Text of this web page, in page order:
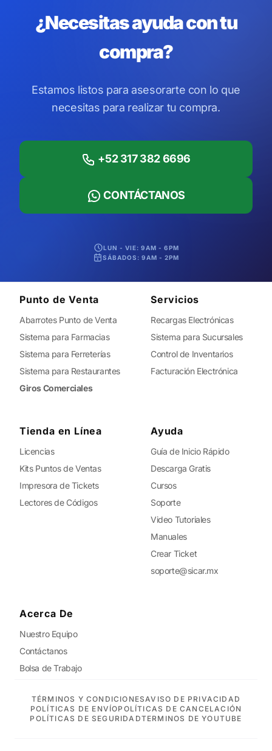
¿Necesitas ayuda con tu
compra?
Estamos listos para asesorarte con lo que
necesitas para realizar tu compra.
+52 317 382 6696
CONTÁCTANOS
LUN - VIE: 9AM - 6PM
SÁBADOS: 9AM - 2PM
Punto de Venta
Abarrotes Punto de Venta
Sistema para Farmacias
Sistema para Ferreterías
Sistema para Restaurantes
Giros Comerciales
Servicios
Recargas Electrónicas
Sistema para Sucursales
Control de Inventarios
Facturación Electrónica
Tienda en Línea
Licencias
Kits Puntos de Ventas
Impresora de Tickets
Lectores de Códigos
Ayuda
Guía de Inicio Rápido
Descarga Gratis
Cursos
Soporte
Video Tutoriales
Manuales
Crear Ticket
soporte@sicar.mx
Acerca De
Nuestro Equipo
Contáctanos
Bolsa de Trabajo
TÉRMINOS Y CONDICIONESAVISO DE PRIVACIDAD
POLÍTICAS DE ENVÍOPOLÍTICAS DE CANCELACIÓN
POLÍTICAS DE SEGURIDADTERMINOS DE YOUTUBE